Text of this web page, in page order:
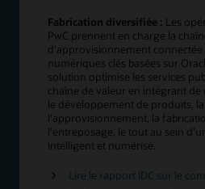
Fabrication diversifiée : Les
PwC prennent en charge la
d'approvisionnement connectée
numériques clés basées sur
solution optimise les services
chaîne de valeur en intégrant
le développement de produits,
l'approvisionnement, la
l'entreposage, le tout au sein
intelligent et numérisé.
Lire le rapport IDC sur le